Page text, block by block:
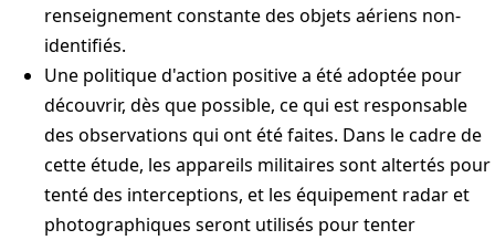
renseignement constante des objets aériens non-
identifiés.
Une politique d'action positive a été adoptée pour
découvrir, dès que possible, ce qui est responsable
des observations qui ont été faites. Dans le cadre de
cette étude, les appareils militaires sont altertés pour
tenté des interceptions, et les équipement radar et
photographiques seront utilisés pour tenter